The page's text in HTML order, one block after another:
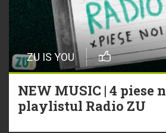
ZU IS YOU
NEW MUSIC | 4 piese
playlistul Radio ZU